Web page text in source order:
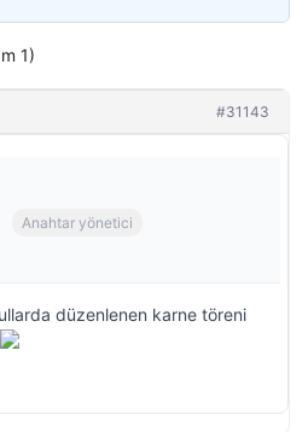
1)
#31143
Anahtar yönetici
düzenlenen karne töreni